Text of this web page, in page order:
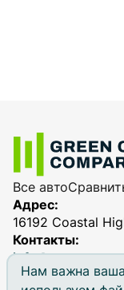
Нам важна
Все авто
Адрес:
16192 Coastal
Контакты: